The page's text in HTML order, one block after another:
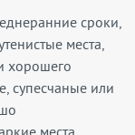
сроки,
места,
хорошего
супесчаные или
места.